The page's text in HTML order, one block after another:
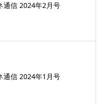
通信 2024年2月号
通信 2024年1月号